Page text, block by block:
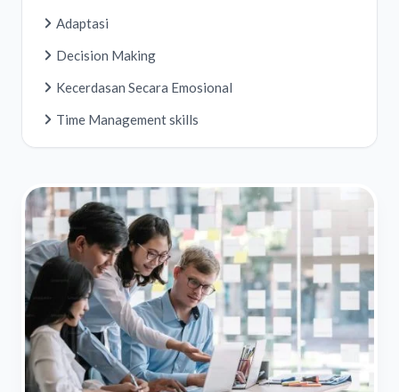
Adaptasi
Decision Making
Kecerdasan Secara Emosional
Time Management skills